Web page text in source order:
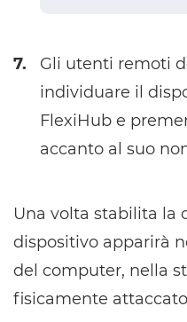
7.
Gli utenti remoti
individuare il
FlexiHub e
accanto al suo
Una volta stabilita la
dispositivo apparirà
del computer, nella
fisicamente